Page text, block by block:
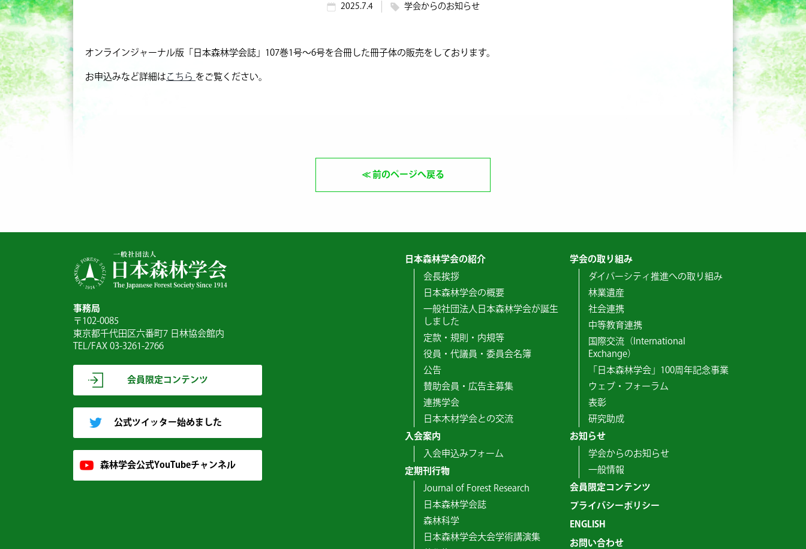
2025.7.4 学会からのお知らせ
オンラインジャーナル版「日本森林学会誌」107巻1号〜6号を合冊した冊子体の販売をしております。
お申込みなど詳細はこちら をご覧ください。
前のページへ戻る
事務局
〒102-0085
東京都千代田区六番町7 日林協会館内
TEL/FAX 03-3261-2766
会員限定コンテンツ
公式ツイッター始めました
森林学会公式YouTubeチャンネル
日本森林学会の紹介
会長挨拶
日本森林学会の概要
一般社団法人日本森林学会が誕生
しました
定款・規則・内規等
役員・代議員・委員会名簿
公告
賛助会員・広告主募集
連携学会
日本木材学会との交流
入会案内
入会申込みフォーム
定期刊行物
Journal of Forest Research
日本森林学会誌
森林科学
日本森林学会大会学術講演集
学会の取り組み
ダイバーシティ推進への取り組み
林業遺産
社会連携
中等教育連携
国際交流（International
Exchange）
「日本森林学会」100周年記念事業
ウェブ・フォーラム
表彰
研究助成
お知らせ
学会からのお知らせ
一般情報
会員限定コンテンツ
プライバシーポリシー
ENGLISH
お問い合わせ